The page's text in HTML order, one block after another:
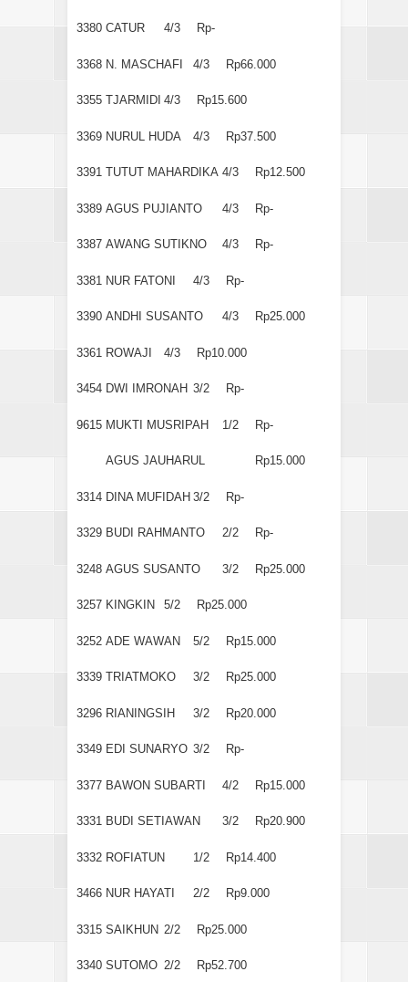
3380 CATUR 4/3 Rp-
3368 N. MASCHAFI 4/3 Rp66.000
3355 TJARMIDI 4/3 Rp15.600
3369 NURUL HUDA 4/3 Rp37.500
3391 TUTUT MAHARDIKA 4/3 Rp12.500
3389 AGUS PUJIANTO 4/3 Rp-
3387 AWANG SUTIKNO 4/3 Rp-
3381 NUR FATONI 4/3 Rp-
3390 ANDHI SUSANTO 4/3 Rp25.000
3361 ROWAJI 4/3 Rp10.000
3454 DWI IMRONAH 3/2 Rp-
9615 MUKTI MUSRIPAH 1/2 Rp-
AGUS JAUHARUL Rp15.000
3314 DINA MUFIDAH 3/2 Rp-
3329 BUDI RAHMANTO 2/2 Rp-
3248 AGUS SUSANTO 3/2 Rp25.000
3257 KINGKIN 5/2 Rp25.000
3252 ADE WAWAN 5/2 Rp15.000
3339 TRIATMOKO 3/2 Rp25.000
3296 RIANINGSIH 3/2 Rp20.000
3349 EDI SUNARYO 3/2 Rp-
3377 BAWON SUBARTI 4/2 Rp15.000
3331 BUDI SETIAWAN 3/2 Rp20.900
3332 ROFIATUN 1/2 Rp14.400
3466 NUR HAYATI 2/2 Rp9.000
3315 SAIKHUN 2/2 Rp25.000
3340 SUTOMO 2/2 Rp52.700